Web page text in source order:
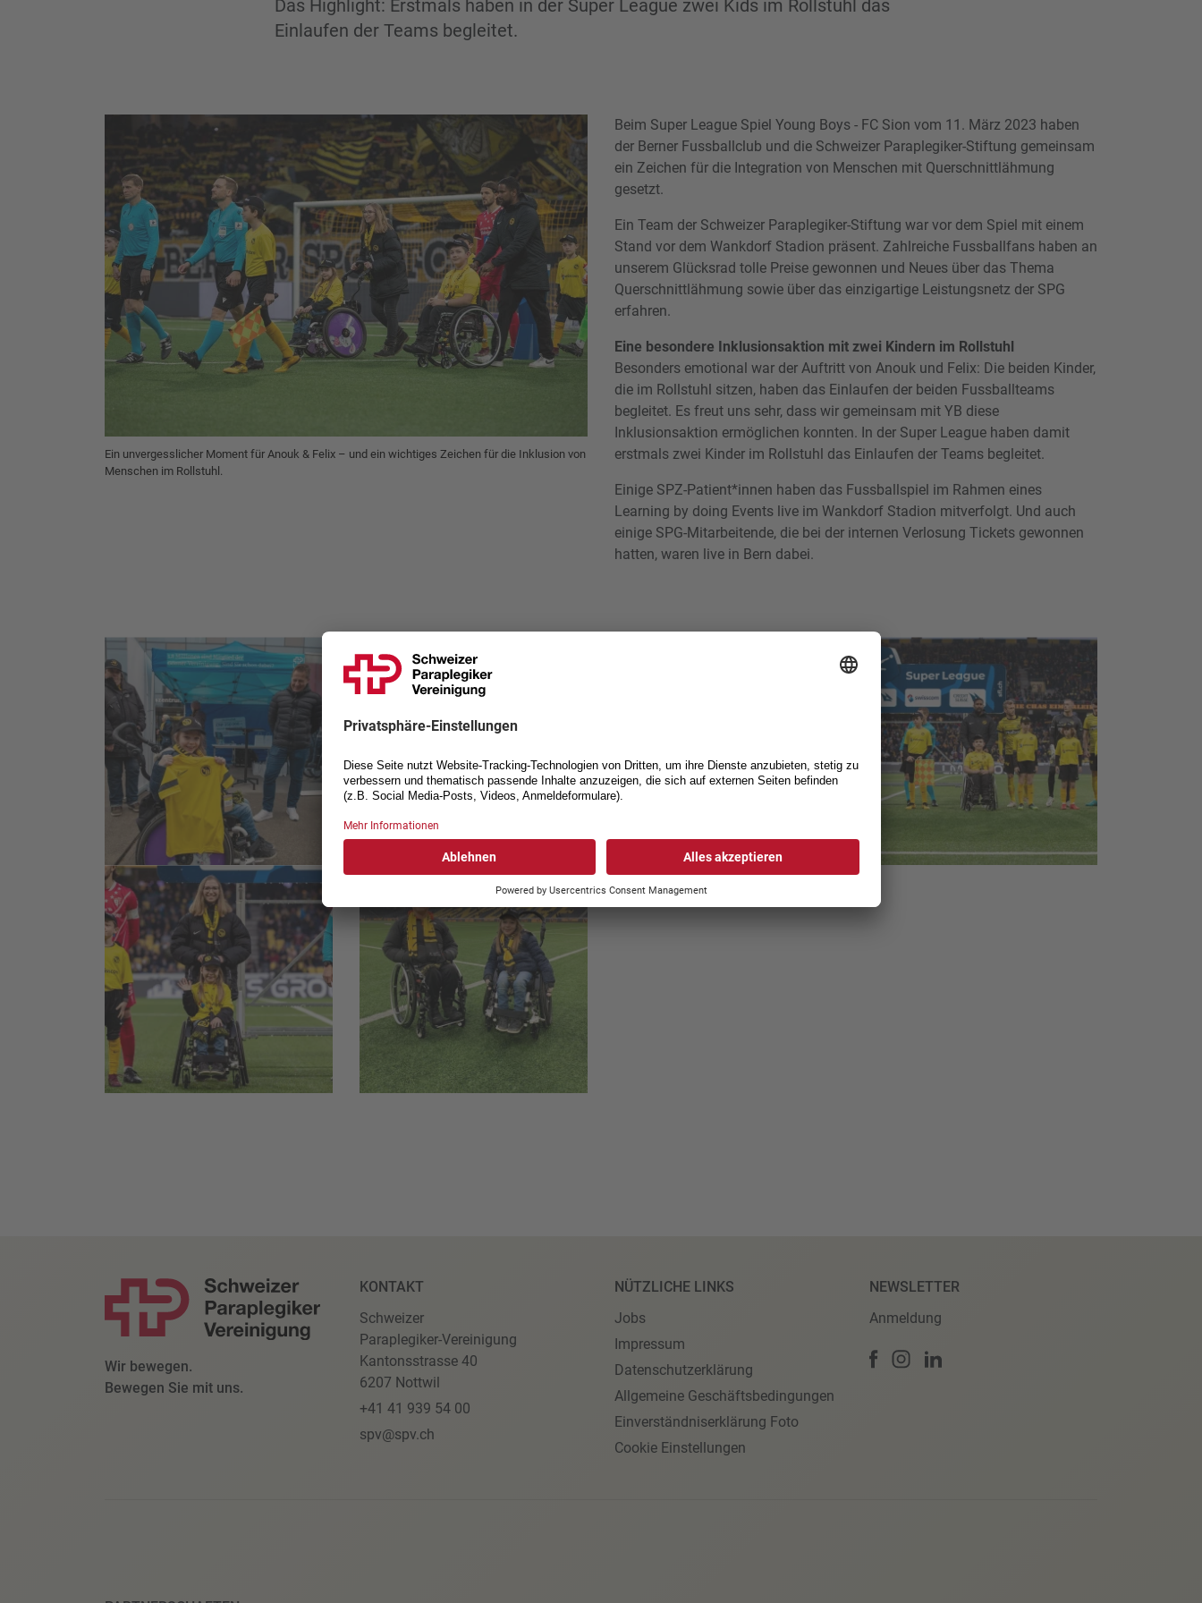
Das Highlight: Erstmals haben in der Super League zwei Kids im Rollstuhl das
Einlaufen der Teams begleitet.
Ein unvergesslicher Moment für Anouk & Felix – und ein wichtiges Zeichen für die Inklusion von
Menschen im Rollstuhl.
Beim Super League Spiel Young Boys - FC Sion vom 11. März 2023 haben
der Berner Fussballclub und die Schweizer Paraplegiker-Stiftung gemeinsam
ein Zeichen für die Integration von Menschen mit Querschnittlähmung
gesetzt.
Ein Team der Schweizer Paraplegiker-Stiftung war vor dem Spiel mit einem
Stand vor dem Wankdorf Stadion präsent. Zahlreiche Fussballfans haben an
unserem Glücksrad tolle Preise gewonnen und Neues über das Thema
Querschnittlähmung sowie über das einzigartige Leistungsnetz der SPG
erfahren.
Eine besondere Inklusionsaktion mit zwei Kindern im Rollstuhl
Besonders emotional war der Auftritt von Anouk und Felix: Die beiden Kinder,
die im Rollstuhl sitzen, haben das Einlaufen der beiden Fussballteams
begleitet. Es freut uns sehr, dass wir gemeinsam mit YB diese
Inklusionsaktion ermöglichen konnten. In der Super League haben damit
erstmals zwei Kinder im Rollstuhl das Einlaufen der Teams begleitet.
Einige SPZ-Patient*innen haben das Fussballspiel im Rahmen eines
Learning by doing Events live im Wankdorf Stadion mitverfolgt. Und auch
einige SPG-Mitarbeitende, die bei der internen Verlosung Tickets gewonnen
hatten, waren live in Bern dabei.​​​​​​​
Wir bewegen.
Bewegen Sie mit uns.
KONTAKT
Schweizer
Paraplegiker-Vereinigung
Kantonsstrasse 40
6207 Nottwil
+41 41 939 54 00
spv@spv.ch
NÜTZLICHE LINKS
Jobs
Impressum
Datenschutzerklärung
Allgemeine Geschäftsbedingungen
Einverständniserklärung Foto
Cookie Einstellungen
NEWSLETTER
Anmeldung